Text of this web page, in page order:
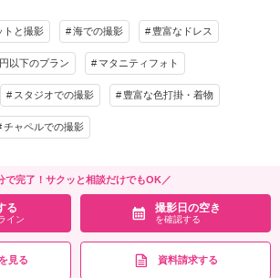
トと撮影 海での撮影 豊富なドレス
以下のプラン マタニティフォト
スタジオでの撮影 豊富な色打掛・着物
チャペルでの撮影
で完了！サクッと相談だけでもOK／
る
イン
撮影日の空き
を確認する
見る 資料請求する